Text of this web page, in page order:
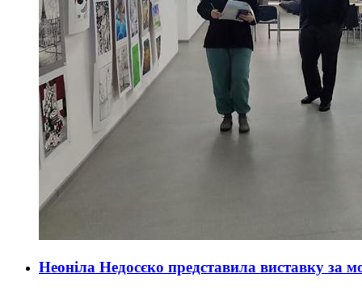
Неоніла Недосєко представила виставку за